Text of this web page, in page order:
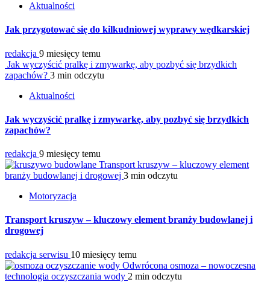
Aktualności
Jak przygotować się do kilkudniowej wyprawy wędkarskiej
redakcja 9 miesięcy temu
Jak wyczyścić pralkę i zmywarkę, aby pozbyć się brzydkich
zapachów? 3 min odczytu
Aktualności
Jak wyczyścić pralkę i zmywarkę, aby pozbyć się brzydkich
zapachów?
redakcja 9 miesięcy temu
Transport kruszyw – kluczowy element
branży budowlanej i drogowej 3 min odczytu
Motoryzacja
Transport kruszyw – kluczowy element branży budowlanej i
drogowej
redakcja serwisu 10 miesięcy temu
Odwrócona osmoza – nowoczesna
technologia oczyszczania wody 2 min odczytu